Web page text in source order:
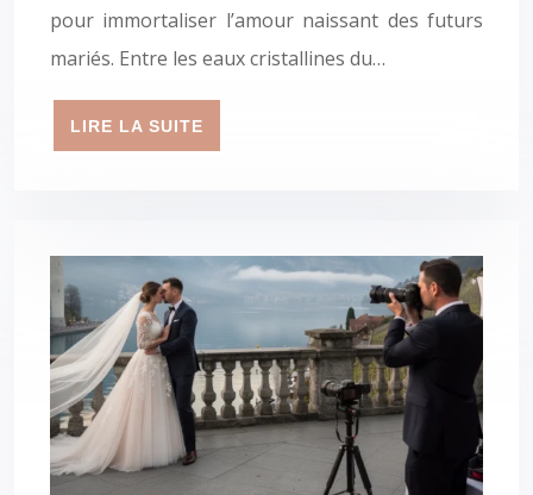
pour immortaliser l’amour naissant des futurs
mariés. Entre les eaux cristallines du…
LIRE LA SUITE